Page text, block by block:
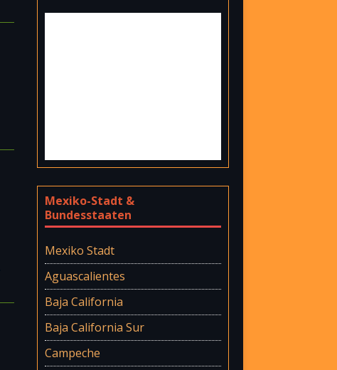
Mexiko-Stadt &
Bundesstaaten
Mexiko Stadt
Aguascalientes
Baja California
Baja California Sur
Campeche